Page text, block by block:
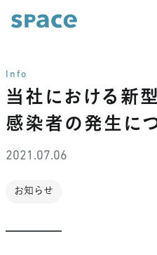
Info
当社における新
感染者の発生に
2021.07.06
お知らせ